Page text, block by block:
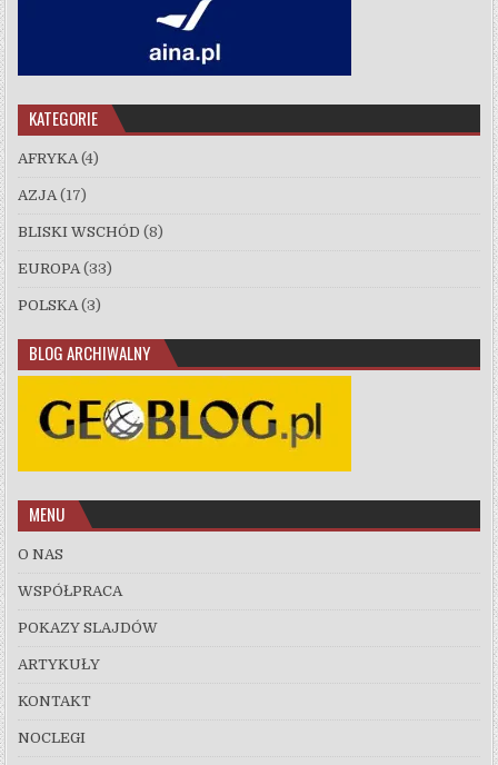
KATEGORIE
AFRYKA(4)
AZJA(17)
BLISKI WSCHÓD (8)
EUROPA(33)
POLSKA(3)
BLOG ARCHIWALNY
MENU
O NAS
WSPÓŁPRACA
POKAZY SLAJDÓW
ARTYKUŁY
KONTAKT
NOCLEGI